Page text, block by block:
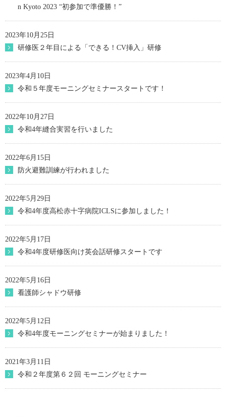
n Kyoto 2023 “初参加で準優勝！”
2023年10月25日
研修医２年目による「できる！CV挿入」研修
2023年4月10日
令和５年度モーニングセミナースタートです！
2022年10月27日
令和4年縫合実習を行いました
2022年6月15日
防火避難訓練が行われました
2022年5月29日
令和4年度高松赤十字病院ICLSに参加しました！
2022年5月17日
令和4年度研修医向け英会話研修スタートです
2022年5月16日
看護師シャドウ研修
2022年5月12日
令和4年度モーニングセミナーが始まりました！
2021年3月11日
令和２年度第６２回 モーニングセミナー